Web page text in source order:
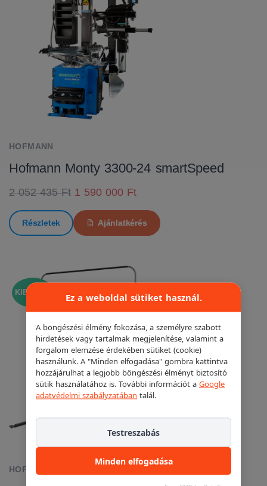
HOFMANN
Hofmann Monty 3300-24 smartSpeed
2 052 435 Ft 1 590 000 Ft
Részletek Ajánlatkérés
KIEMELT!
HOFMANN
Ez a weboldal sütiket használ.
A böngészési élmény fokozása, a személyre szabott
hirdetések vagy tartalmak megjelenítése, valamint a
forgalom elemzése érdekében sütiket (cookie)
használunk. A "Minden elfogadása" gombra kattintva
hozzájárulhat a legjobb böngészési élményt biztosító
sütik használatához is. További információt a Google
adatvédelmi szabályzatában talál.
Minden elfogadása
Testreszabás